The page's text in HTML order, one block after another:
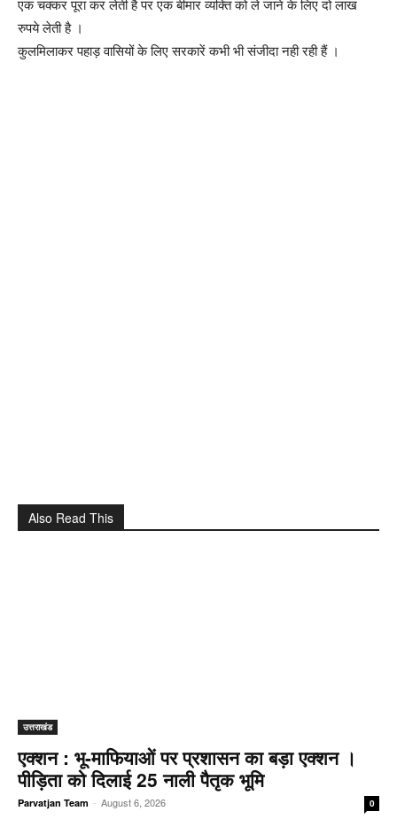
एक चक्कर पूरा कर लेती है पर एक बीमार व्यक्ति को ले जाने के लिए दो लाख
रुपये लेती है ।
कुलमिलाकर पहाड़ वासियों के लिए सरकारें कभी भी संजीदा नही रही हैं ।
Also Read This
उत्तराखंड
एक्शन : भू-माफियाओं पर प्रशासन का बड़ा एक्शन ।
पीड़िता को दिलाई 25 नाली पैतृक भूमि
Parvatjan Team - August 6, 2026 0